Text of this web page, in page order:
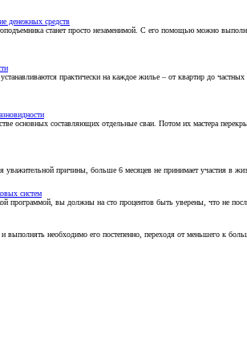
денежных средств
станет просто незаменимой. С его помощью можно
практически на каждое жилье – от квартир до частных
основных составляющих отдельные сваи. Потом их мастера
уважительной причины, больше 6 месяцев не принимает участия в
систем
программой, вы должны на сто процентов быть уверены, что не
выполнять необходимо его постепенно, переходя от меньшего к